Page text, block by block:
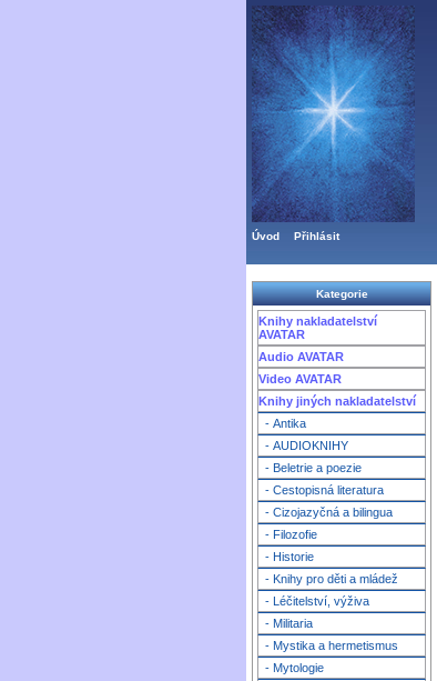
Úvod Přihlásit
Kategorie
Knihy nakladatelství
AVATAR
Audio AVATAR
Video AVATAR
Knihy jiných nakladatelství
- Antika
- AUDIOKNIHY
- Beletrie a poezie
- Cestopisná literatura
- Cizojazyčná a bilingua
- Filozofie
- Historie
- Knihy pro děti a mládež
- Léčitelství, výživa
- Militaria
- Mystika a hermetismus
- Mytologie